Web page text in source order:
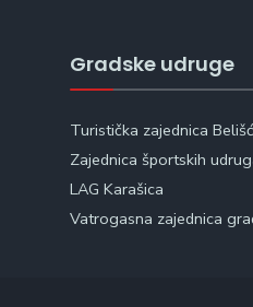
Gradske udruge
Turistička zajednica
Zajednica športskih
LAG Karašica
Vatrogasna zajednica